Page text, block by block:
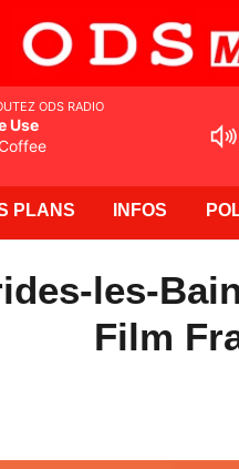
PLANS INFOS
les-
Film
ODS RADIO
Use